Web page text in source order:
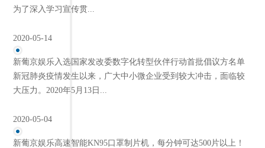
为了深入学习宣传贯...
2020-05-14
新葡京娱乐入选国家发改委数字化转型伙伴行动首批倡议方名单
新冠肺炎疫情发生以来，广大中小微企业受到较大冲击，面临较
大压力。2020年5月13日...
2020-05-04
新葡京娱乐高速智能KN95口罩制片机，每分钟可达500片以上！